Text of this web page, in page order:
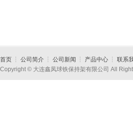
首页 ┆ 公司简介 ┆ 公司新闻 ┆ 产品中心 ┆ 联系
Copyright © 大连鑫凤球铁保持架有限公司 All